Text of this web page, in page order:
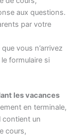
aux questions.
par votre
vous n’arrivez
formulaire si
les vacances
en terminale,
contient un
cours,